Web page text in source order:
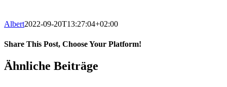
Albert2022-09-20T13:27:04+02:00
Share This Post, Choose Your Platform!
Facebook
X
WhatsApp
Pinterest
E-
Mail
Ähnliche Beiträge